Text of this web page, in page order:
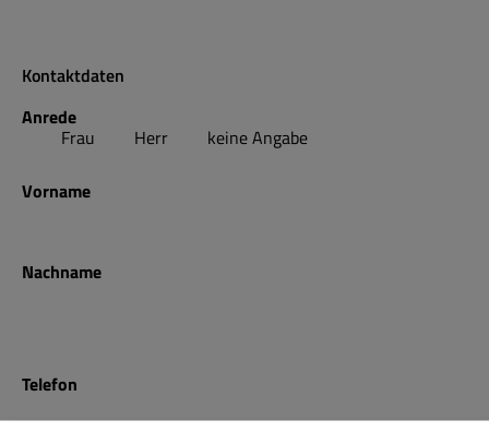
Kontaktdaten
Anrede
Frau Herr keine Angabe
Vorname
Nachname
Telefon